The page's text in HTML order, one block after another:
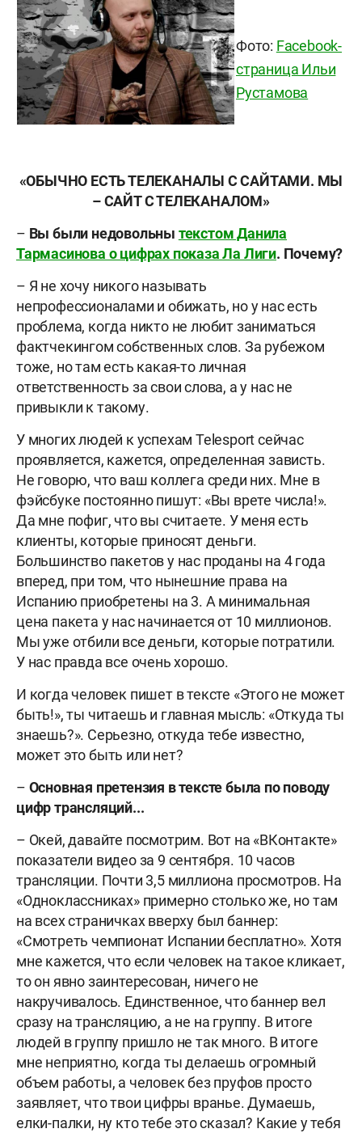
Фото: Facebook-
страница Ильи
Рустамова
«ОБЫЧНО ЕСТЬ ТЕЛЕКАНАЛЫ С САЙТАМИ. МЫ
– САЙТ С ТЕЛЕКАНАЛОМ»
– Вы были недовольны текстом Данила
Тармасинова о цифрах показа Ла Лиги. Почему?
– Я не хочу никого называть
непрофессионалами и обижать, но у нас есть
проблема, когда никто не любит заниматься
фактчекингом собственных слов. За рубежом
тоже, но там есть какая-то личная
ответственность за свои слова, а у нас не
привыкли к такому.
У многих людей к успехам Telesport сейчас
проявляется, кажется, определенная зависть.
Не говорю, что ваш коллега среди них. Мне в
фэйсбуке постоянно пишут: «Вы врете числа!».
Да мне пофиг, что вы считаете. У меня есть
клиенты, которые приносят деньги.
Большинство пакетов у нас проданы на 4 года
вперед, при том, что нынешние права на
Испанию приобретены на 3. А минимальная
цена пакета у нас начинается от 10 миллионов.
Мы уже отбили все деньги, которые потратили.
У нас правда все очень хорошо.
И когда человек пишет в тексте «Этого не может
быть!», ты читаешь и главная мысль: «Откуда ты
знаешь?». Серьезно, откуда тебе известно,
может это быть или нет?
– Основная претензия в тексте была по поводу
цифр трансляций...
– Окей, давайте посмотрим. Вот на «ВКонтакте»
показатели видео за 9 сентября. 10 часов
трансляции. Почти 3,5 миллиона просмотров. На
«Одноклассниках» примерно столько же, но там
на всех страничках вверху был баннер:
«Смотреть чемпионат Испании бесплатно». Хотя
мне кажется, что если человек на такое кликает,
то он явно заинтересован, ничего не
накручивалось. Единственное, что баннер вел
сразу на трансляцию, а не на группу. В итоге
людей в группу пришло не так много. В итоге
мне неприятно, когда ты делаешь огромный
объем работы, а человек без пруфов просто
заявляет, что твои цифры вранье. Думаешь,
елки-палки, ну кто тебе это сказал? Какие у тебя